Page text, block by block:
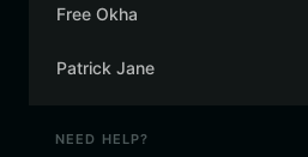
Free Okha
Patrick Jane
NEED HELP?